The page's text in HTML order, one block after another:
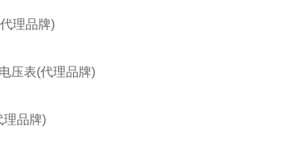
理品牌)
压表(代理品牌)
理品牌)